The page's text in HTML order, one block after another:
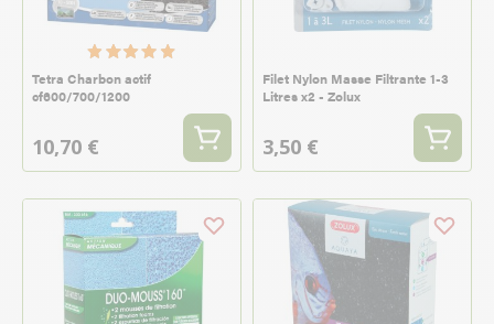
Tetra Charbon actif
cf600/700/1200
10,70 €
Filet Nylon Masse Filtrante 1-3
Litres x2 - Zolux
3,50 €